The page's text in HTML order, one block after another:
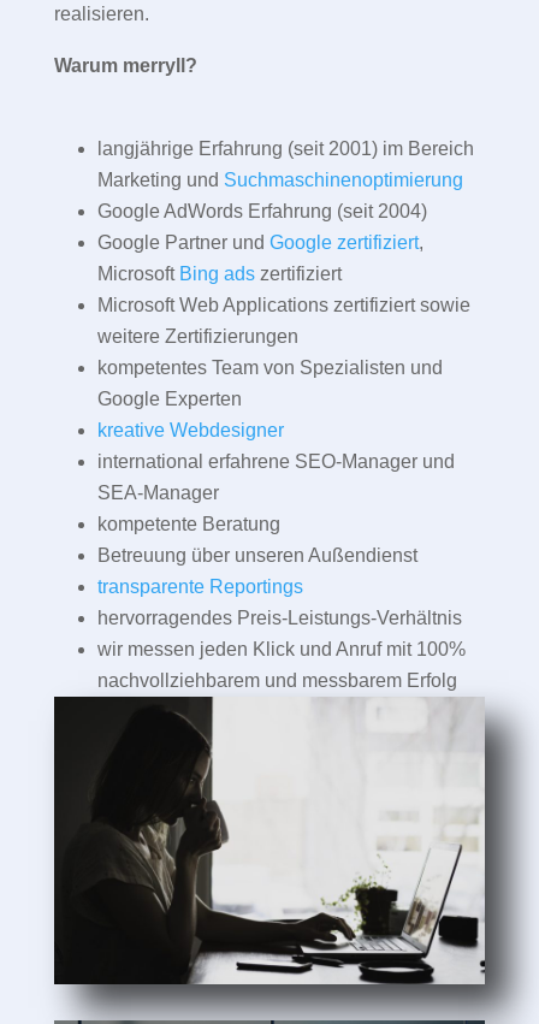
realisieren.
Warum merryll?
langjährige Erfahrung (seit 2001) im Bereich
Marketing und Suchmaschinenoptimierung
Google AdWords Erfahrung (seit 2004)
Google Partner und Google zertifiziert,
Microsoft Bing adszertifiziert
Microsoft Web Applications zertifiziert sowie
weitere Zertifizierungen
kompetentes Team von Spezialisten und
Google Experten
kreative Webdesigner
international erfahrene SEO-Manager und
SEA-Manager
kompetente Beratung
Betreuung über unseren Außendienst
transparente Reportings
hervorragendes Preis-Leistungs-Verhältnis
wir messen jeden Klick und Anruf mit 100%
nachvollziehbarem und messbarem Erfolg